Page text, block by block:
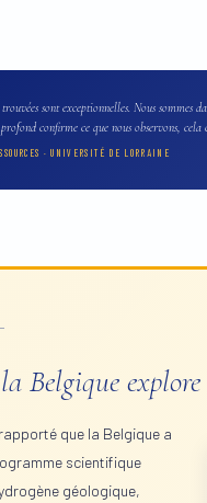
sont exceptionnelles. Nous
confirme ce que nous observons, cela
· UNIVERSITÉ DE LORRAINE
la Belgique explore
que la Belgique a
scientifique
géologique,